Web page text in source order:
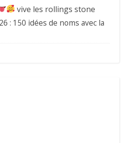
vive les rollings stone
: 150 idées de noms avec la